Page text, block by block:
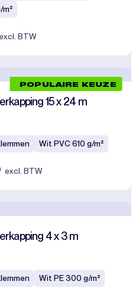
BTW
POPULAIRE KEUZE
15 x 24 m
Wit PVC 610 g/m²
excl. BTW
4 x 3 m
Wit PE 300 g/m²